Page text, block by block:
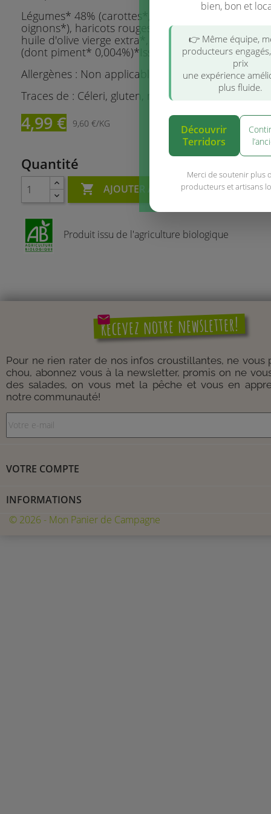
Légumes* 48% (carottes*, tomates* 17%,
oignons*), haricots rouges réhydratés* 25%, eau,
huile d'olive vierge extra*, sel de Guérande, ail*,
(dont piment* 0,004%)*Issu de l'agriculture
Allergènes : Non applicable
Traces de : Céleri, gluten, moutarde, sésame, soja.
4,99 € 9,60 €/KG
Quantité
 AJOUTER AU PANIER
Produit issu de l'agriculture biologique
mail
Recevez notre newsletter!
Pour ne rien rater de nos infos croustillantes, ne vous
chou, abonnez vous à la newsletter, promis on ne
des salades, on vous met la pêche et vous en
notre communauté!
VOTRE COMPTE
INFORMATIONS
© 2026 - Mon Panier de Campagne
bien, bon et
👉 Même équipe,
producteurs
prix
une expérience
plus fluide.
Découvrir
Terridors
Merci de soutenir plus
producteurs et artisans